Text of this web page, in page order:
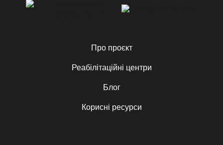
Про проєкт
Реабілітаційні центри
Блог
Корисні ресурси